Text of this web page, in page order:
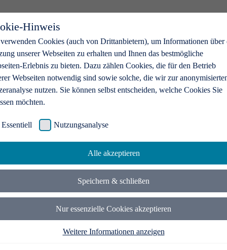
Hinweis
Cookies (auch von Drittanbietern), um Informationen über
unserer Webseiten zu erhalten und Ihnen das bestmögliche
Erlebnis zu bieten. Dazu zählen Cookies, die für den Betrieb
Webseiten notwendig sind sowie solche, die wir zur
nutzen. Sie können selbst entscheiden, welche Cookies Sie
möchten.
Essentiell Nutzungsanalyse
Alle akzeptieren
Speichern & schließen
Nur essenzielle Cookies akzeptieren
Weitere Informationen anzeigen